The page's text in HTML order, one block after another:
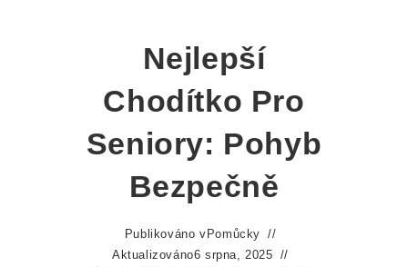
Nejlepší
Chodítko Pro
Seniory: Pohyb
Bezpečně
Publikováno v Pomůcky
Aktualizováno6 srpna, 2025